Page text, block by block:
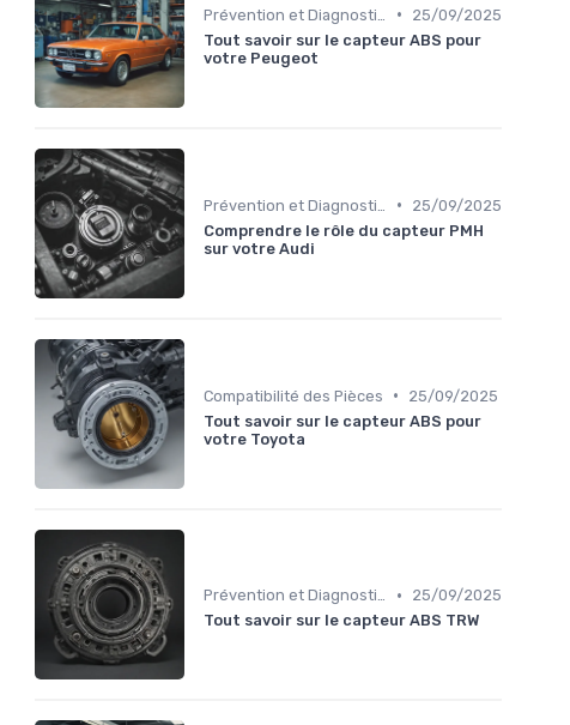
•
25/09/2025
Tout savoir sur le capteur ABS pour
votre Peugeot
•
25/09/2025
Comprendre le rôle du capteur PMH
sur votre Audi
Compatibilité des Pièces •
25/09/2025
Tout savoir sur le capteur ABS pour
votre Toyota
Prévention et Diagnostic des Pannes •
25/09/2025
Tout savoir sur le capteur ABS TRW